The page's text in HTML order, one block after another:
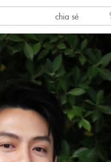
chia sẻ